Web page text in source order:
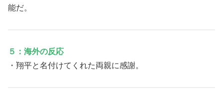
能だ。
５：海外の反応
・翔平と名付けてくれた両親に感謝。